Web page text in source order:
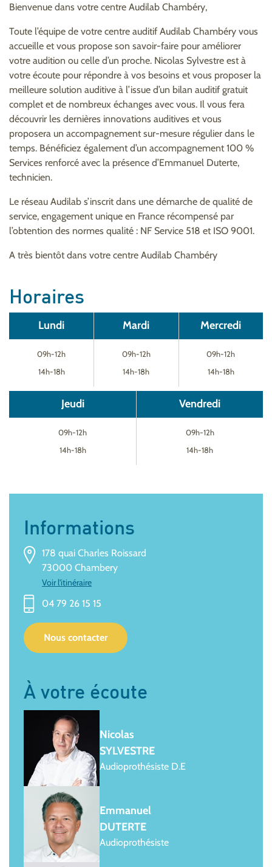
Informations
178 quai Charles Roissard
73000 Chambery
Voir l'itinéraire
04 79 26 15 15
Nous contacter
À votre écoute
Nicolas
SYLVESTRE
Audioprothésiste D.E
Emmanuel
DUTERTE
Audioprothésiste
Bienvenue dans votre centre Audilab Chambéry,
Toute l’équipe de votre centre auditif Audilab Chambéry vous
accueille et vous propose son savoir-faire pour améliorer
votre audition ou celle d’un proche. Nicolas Sylvestre est à
votre écoute pour répondre à vos besoins et vous proposer la
meilleure solution auditive à l’issue d’un bilan auditif gratuit
complet et de nombreux échanges avec vous. Il vous fera
découvrir les dernières innovations auditives et vous
proposera un accompagnement sur-mesure régulier dans le
temps. Bénéficiez également d’un accompagnement 100 %
Services renforcé avec la présence d’Emmanuel Duterte,
technicien.
Le réseau Audilab s’inscrit dans une démarche de qualité de
service, engagement unique en France récompensé par
l’obtention des normes qualité : NF Service 518 et ISO 9001.
A très bientôt dans votre centre Audilab Chambéry
Horaires
Lundi
09h-12h
14h-18h
Mardi
09h-12h
14h-18h
Mercredi
09h-12h
14h-18h
Jeudi
09h-12h
14h-18h
Vendredi
09h-12h
14h-18h